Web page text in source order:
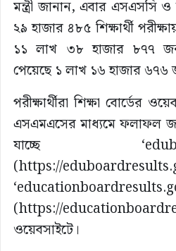
মন্ত্রী জানান, এবার এসএসসি
২৯ হাজার ৪৮৫ শিক্ষার্থী
১১ লাখ ৩৮ হাজার ৮৭৭
পেয়েছে ১ লাখ ১৬ হাজার ৬৭৬
পরীক্ষার্থীরা শিক্ষা বোর্ডের
এসএমএসের মাধ্যমে ফলাফল
যাচ্ছে
(https://
(https://
ওয়েবসাইটে।